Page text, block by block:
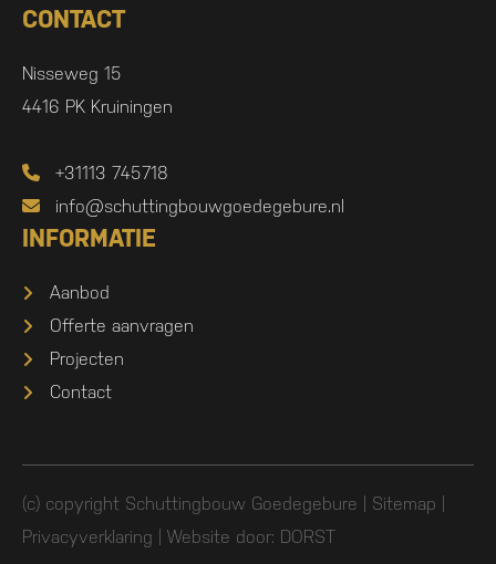
CONTACT
Nisseweg 15
4416 PK Kruiningen
+31113 745718
info@schuttingbouwgoedegebure.nl
INFORMATIE
Aanbod
Offerte aanvragen
Projecten
Contact
(c) copyright Schuttingbouw Goedegebure | Sitemap
Privacyverklaring | Website door: DORST